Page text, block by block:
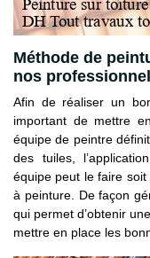
Méthode de
nos
Afin de réaliser un
important de mettre
équipe de peintre
des tuiles,
équipe peut le faire
à peinture. De façon
qui permet d’obtenir
mettre en place les